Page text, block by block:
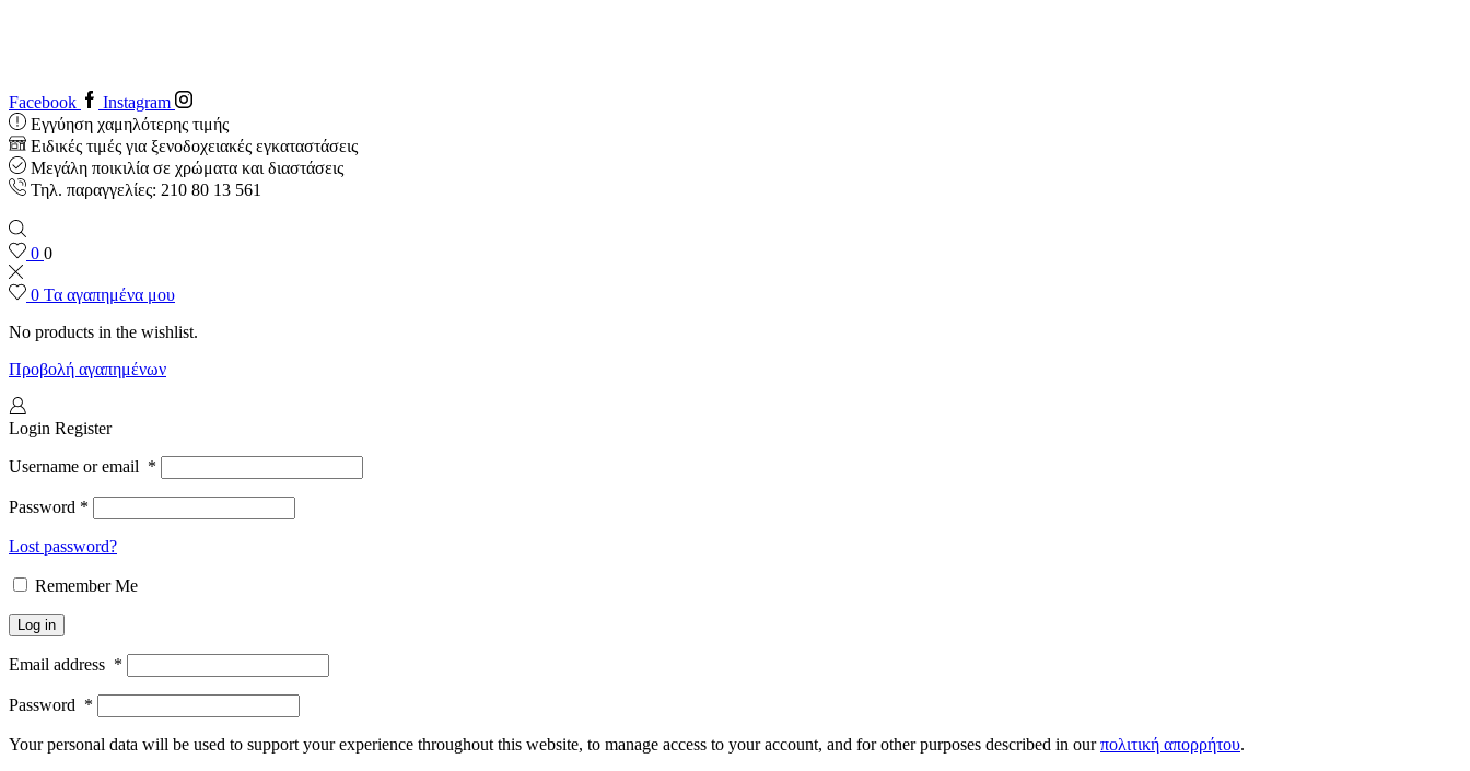
Facebook
Instagram
Εγγύηση χαμηλότερης τιμής
Ειδικές τιμές για ξενοδοχειακές εγκαταστάσεις
Μεγάλη ποικιλία σε χρώματα και διαστάσεις
Τηλ. παραγγελίες: 210 80 13 561
0 0
0 Τα αγαπημένα μου
No products in the wishlist.
Προβολή αγαπημένων
Login Register
Username or email *
Password *
Lost password?
Remember Me
Log in
Email address *
Password *
Your personal data will be used to support your experience throughout this website, to manage access to your account, and for other purposes described in ourπολιτική απορρήτου.